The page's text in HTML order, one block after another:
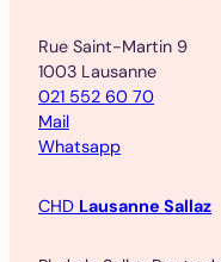
Rue Saint-Martin 9
1003 Lausanne
021 552 60 70
Mail
Whatsapp
CHD Lausanne Sallaz